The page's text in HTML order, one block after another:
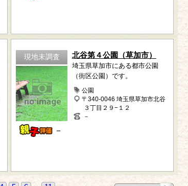
現地未調査
－
北谷第４公園（草加市）
埼玉県草加市にある都市公園
（街区公園）です。
公園
〒340-0046 埼玉県草加市北谷
３丁目２９−１２
－